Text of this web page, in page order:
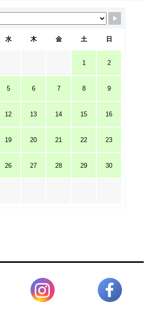
水 木 金 土 日
1 2
5 6 7 8 9
12 13 14 15 16
19 20 21 22 23
26 27 28 29 30